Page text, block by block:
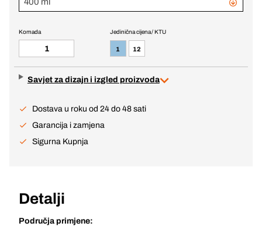
Jedinična cijena / KTU
1 12
Komada
Savjet za dizajn i izgled proizvoda
Dostava u roku od 24 do 48 sati
Garancija i zamjena
Sigurna Kupnja
Detalji
Područja primjene: